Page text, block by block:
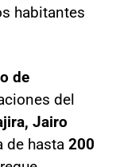
habitantes
de
del
Jairo
de hasta 200